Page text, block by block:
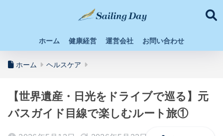
ホーム 健康経営 運営会社 お問い合わせ
ホーム ヘルスケア
【世界遺産・日光をドライブで巡る】元
バスガイド目線で楽しむルート旅①